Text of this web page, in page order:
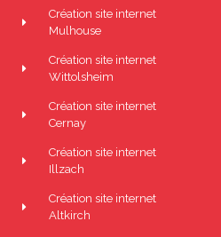
Création site internet
Mulhouse
Création site internet
Wittolsheim
Création site internet
Cernay
Création site internet
Illzach
Création site internet
Altkirch